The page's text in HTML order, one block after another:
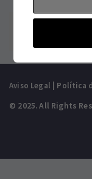
Aviso Legal Política
© 2025. All Rights